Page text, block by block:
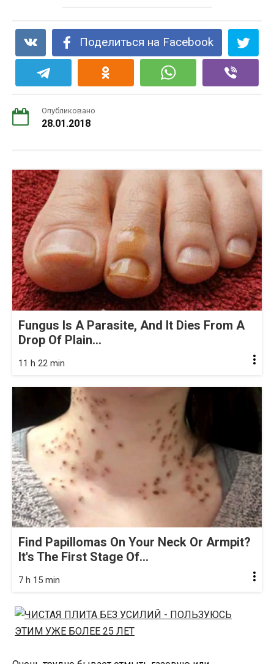
Поделиться на Facebook
Опубликовано
28.01.2018
Fungus Is A Parasite, And It Dies From A
Drop Of Plain...
11 h 22 min
Find Papillomas On Your Neck Or Armpit?
It's The First Stage Of...
7 h 15 min